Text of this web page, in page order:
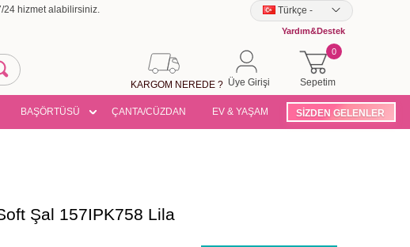
24 hizmet alabilirsiniz. Türkçe -
Yardım&Destek
Sepetim
0
Üye Girişi
KARGOM NEREDE ?
BAŞÖRTÜSÜ ÇANTA/CÜZDAN EV & YAŞAM SİZDEN GELENLER
Şal 157IPK758 Lila